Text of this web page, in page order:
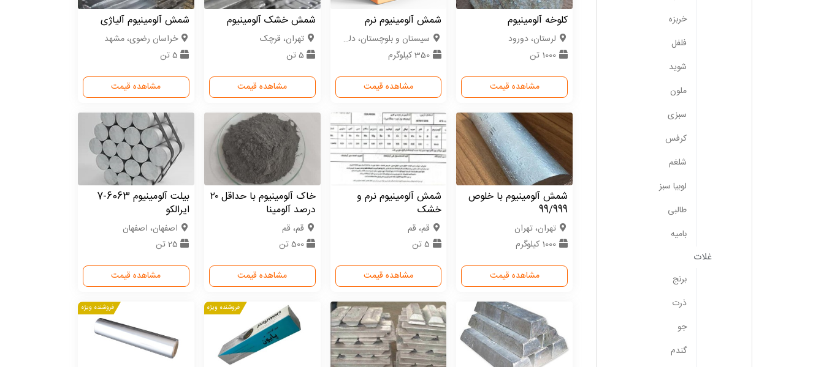
کلوخه آلومینیوم
لرستان، دورود
1000 تن
مشاهده قیمت
شمش آلومینیوم نرم
سیستان و بلوچستان، دلگان
350 کیلوگرم
مشاهده قیمت
شمش خشک آلومینیوم
تهران، قرچک
5 تن
مشاهده قیمت
شمش آلومینیوم آلیاژی
خراسان رضوی، مشهد
5 تن
مشاهده قیمت
شمش آلومینیوم با خلوص
99/999
تهران، تهران
1000 کیلوگرم
مشاهده قیمت
شمش آلومینیوم نرم و
خشک
قم، قم
5 تن
مشاهده قیمت
خاک آلومینیوم با حداقل ۲۰
درصد آلومینا
قم، قم
500 تن
مشاهده قیمت
بیلت آلومینیوم 6063-7
ایرالکو
اصفهان، اصفهان
25 تن
مشاهده قیمت
فروشنده ویژه فروشنده ویژه
خربزه
فلفل
شوید
ملون
سبزی
کرفس
شلغم
لوبیا سبز
طالبی
بامیه
غلات
برنج
ذرت
جو
گندم